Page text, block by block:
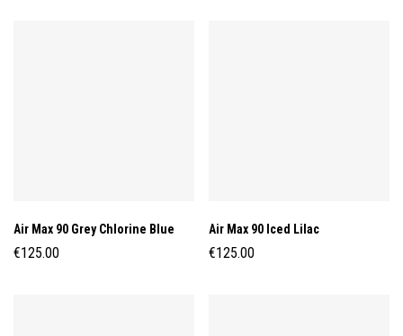
Air Max 90 Grey Chlorine Blue
€125.00
Air Max 90 Iced Lilac
€125.00